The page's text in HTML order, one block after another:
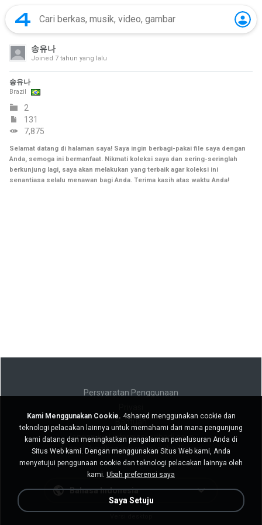
송유나
Joined 7 tahun yang lalu
송유나
Brazil
2
131
7,875
Selamat datang di halaman saya! Saya ingin berbagi-pakai file saya dengan
Anda, semoga ini bermanfaat. Nikmati koleksi saya dan sering-seringlah
berkunjung lagi, saya akan melakukan yang terbaik agar koleksi ini
senantiasa selalu menawan bagi Anda. Terima kasih atas waktu Anda!
Persyaratan Penggunaan
Jangan jual informasi pribadi saya
Jangan bagikan informasi pribadi saya
Bahasa Indonesia
Kami Menggunakan Cookie. 4shared menggunakan cookie dan
teknologi pelacakan lainnya untuk memahami dari mana pengunjung
kami datang dan meningkatkan pengalaman penelusuran Anda di
Situs Web kami. Dengan menggunakan Situs Web kami, Anda
menyetujui penggunaan cookie dan teknologi pelacakan lainnya oleh
kami. Ubah preferensi saya
Saya Setuju